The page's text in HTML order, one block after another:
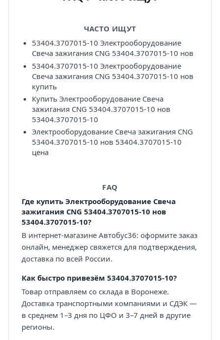
ЧАСТО ИЩУТ
53404.3707015-10 Электрооборудование
Свеча зажигания CNG 53404.3707015-10 нов
53404.3707015-10 Электрооборудование
Свеча зажигания CNG 53404.3707015-10 нов
купить
Купить Электрооборудование Свеча
зажигания CNG 53404.3707015-10 нов
53404.3707015-10
Электрооборудование Свеча зажигания CNG
53404.3707015-10 нов 53404.3707015-10
цена
FAQ
Где купить Электрооборудование Свеча
зажигания CNG 53404.3707015-10 нов
53404.3707015-10?
В интернет-магазине Автобус36: оформите заказ
онлайн, менеджер свяжется для подтверждения,
доставка по всей России.
Как быстро привезём 53404.3707015-10?
Товар отправляем со склада в Воронеже.
Доставка транспортными компаниями и СДЭК —
в среднем 1–3 дня по ЦФО и 3–7 дней в другие
регионы.